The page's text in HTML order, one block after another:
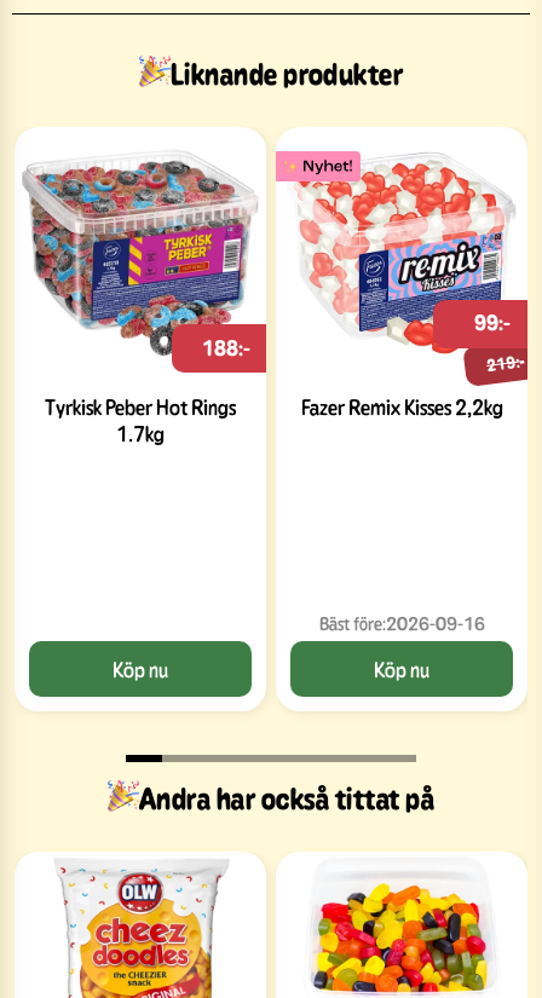
Liknande produkter
Tyrkisk Peber Hot Rings
1.7kg
188:-
Köp nu
Fazer Remix Kisses 2,2kg
219:-
99:-
Bäst före:2026-09-16
Köp nu
Andra har också tittat på